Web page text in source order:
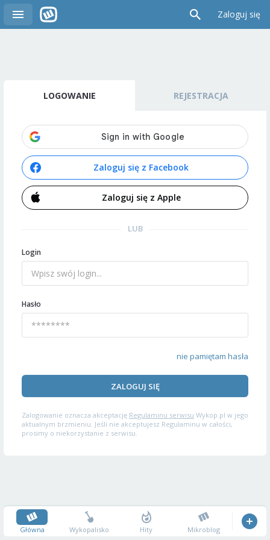
Zaloguj się
LOGOWANIE REJESTRACJA
Zaloguj się z Facebook
Zaloguj się z Apple
LUB
Login
Hasło
nie pamiętam hasła
ZALOGUJ SIĘ
Zalogowanie oznacza akceptację Regulaminu serwisu Wykop.pl w jego
aktualnym brzmieniu. Jeśli nie akceptujesz Regulaminu w całości,
prosimy o niekorzystanie z serwisu.
Główna Wykopalisko Hity Mikroblog